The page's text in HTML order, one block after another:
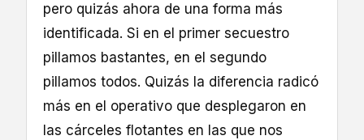
pero quizás ahora de una forma más
identificada. Si en el primer secuestro
pillamos bastantes, en el segundo
pillamos todos. Quizás la diferencia radicó
más en el operativo que desplegaron en
las cárceles flotantes en las que nos